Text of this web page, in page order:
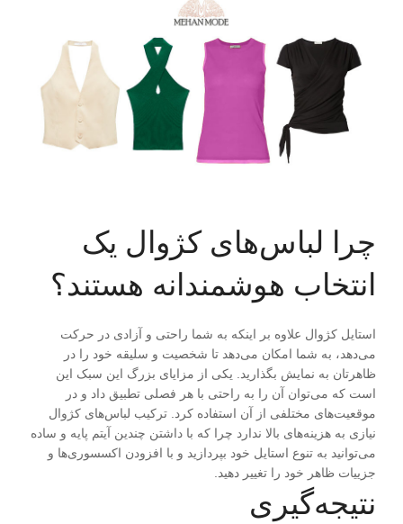
چرا لباس‌های کژوال یک
انتخاب هوشمندانه هستند؟
استایل کژوال علاوه بر اینکه به شما راحتی و آزادی در حرکت
می‌دهد، به شما امکان می‌دهد تا شخصیت و سلیقه خود را در
ظاهرتان به نمایش بگذارید. یکی از مزایای بزرگ این سبک این
است که می‌توان آن را به راحتی با هر فصلی تطبیق داد و در
موقعیت‌های مختلفی از آن استفاده کرد. ترکیب لباس‌های کژوال
نیازی به هزینه‌های بالا ندارد چرا که با داشتن چندین آیتم پایه و ساده
می‌توانید به تنوع استایل خود بپردازید و با افزودن اکسسوری‌ها و
جزییات ظاهر خود را تغییر دهید.
نتیجه‌گیری